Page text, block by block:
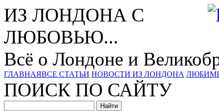
ИЗ ЛОНДОНА С
ЛЮБОВЬЮ...
Всё о Лондоне и
ГЛАВНАЯВСЕ СТАТЬИ НОВОСТИ ИЗ ЛОНДОНА
ПОИСК ПО САЙТУ